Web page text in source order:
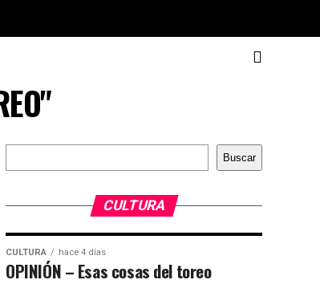
Buscar
Buscar
CULTURA
CULTURA hace 4 días
OPINIÓN – Esas cosas del toreo